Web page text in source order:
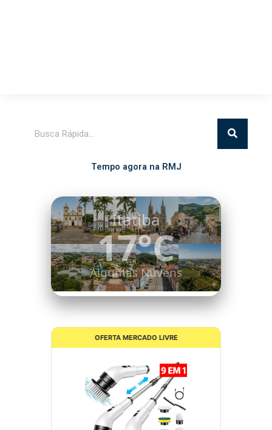
Tempo agora na RMJ
Cabreúva
19°C
Céu Limpo
OFERTA MERCADO LIVRE